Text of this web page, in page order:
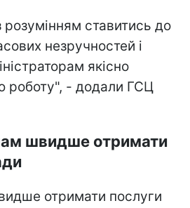
ставитись до
незручностей і
якісно
роботу", - додали ГСЦ
швидше отримати
отримати послуги